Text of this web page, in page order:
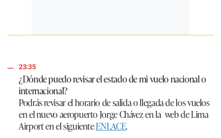
23:35
¿Dónde puedo revisar el estado de mi vuelo nacional o
internacional?
Podrás revisar el horario de salida o llegada de los vuelos
en el nuevo aeropuerto Jorge Chávez en la web de Lima
Airporten el siguienteENLACE.